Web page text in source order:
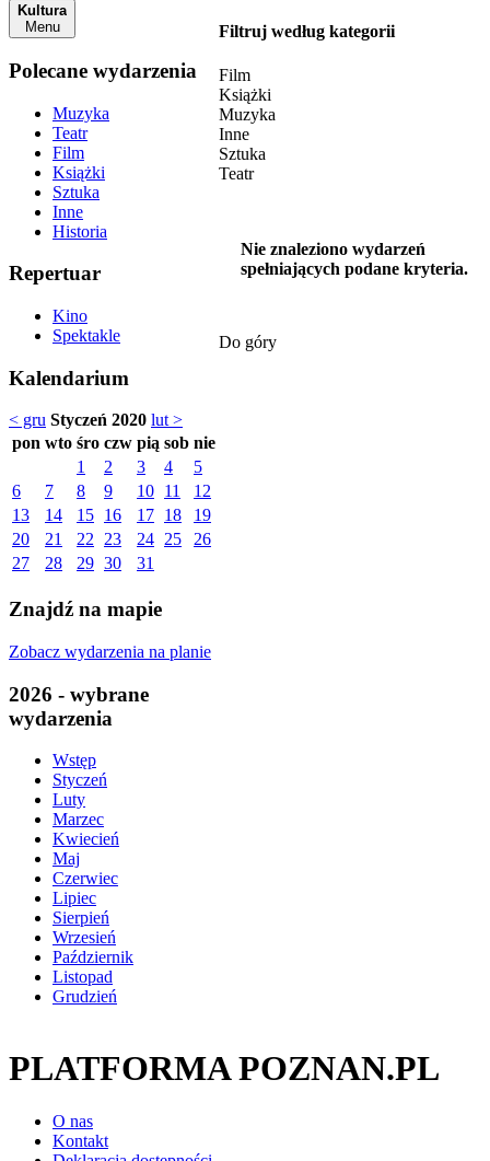
Kultura
Menu
Polecane wydarzenia
Muzyka
Teatr
Film
Książki
Sztuka
Inne
Historia
Repertuar
Kino
Spektakle
Kalendarium
< gru Styczeń 2020 lut >
pon wto śro czw pią sob nie
1
2 3 4
5
6
7 8 9 10 11
12
13
14 15 16 17 18
19
20
21 22 23 24 25
26
27
28 29 30 31
Znajdź na mapie
Zobacz wydarzenia na planie
2026 - wybrane
wydarzenia
Wstęp
Styczeń
Luty
Marzec
Kwiecień
Maj
Czerwiec
Lipiec
Sierpień
Wrzesień
Październik
Listopad
Grudzień
Filtruj według kategorii
Film
Książki
Muzyka
Inne
Sztuka
Teatr
Nie znaleziono wydarzeń
spełniających podane kryteria.
Do góry
PLATFORMA POZNAN.PL
O nas
Kontakt